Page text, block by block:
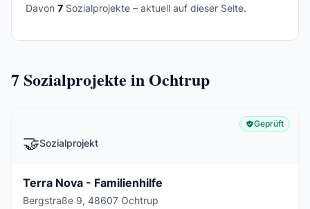
Davon 7 Sozialprojekte – aktuell auf dieser Seite.
7Sozialprojekte in Ochtrup
🤝Sozialprojekt
Geprüft
Terra Nova - Familienhilfe
Bergstraße 9, 48607 Ochtrup